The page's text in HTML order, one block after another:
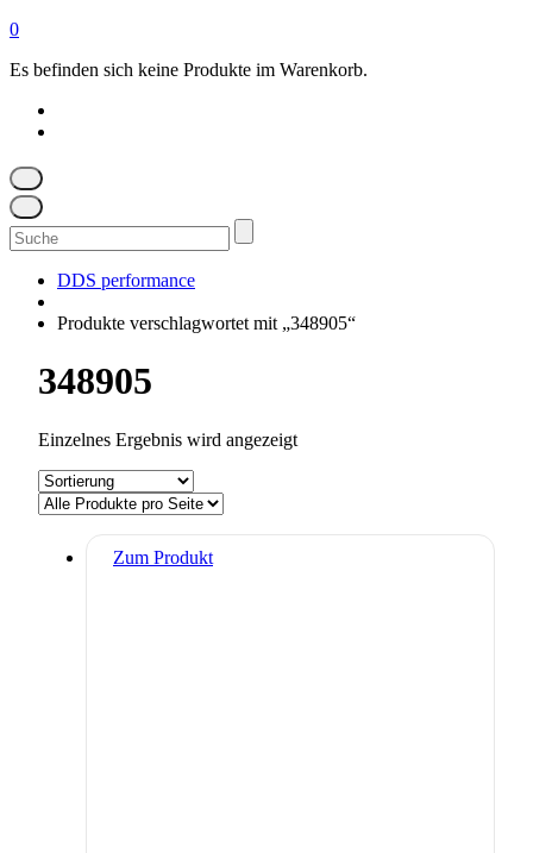
0
Es befinden sich keine Produkte im Warenkorb.
Suchen
nach:
DDS performance
Produkte verschlagwortet mit „348905“
348905
Einzelnes Ergebnis wird angezeigt
Zum Produkt